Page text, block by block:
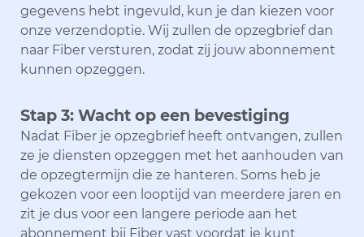
gegevens hebt ingevuld, kun je dan kiezen voor
onze verzendoptie. Wij zullen de opzegbrief dan
naar Fiber versturen, zodat zij jouw abonnement
kunnen opzeggen.
Stap 3: Wacht op een bevestiging
Nadat Fiber je opzegbrief heeft ontvangen, zullen
ze je diensten opzeggen met het aanhouden van
de opzegtermijn die ze hanteren. Soms heb je
gekozen voor een looptijd van meerdere jaren en
zit je dus voor een langere periode aan het
abonnement bij Fiber vast voordat je kunt